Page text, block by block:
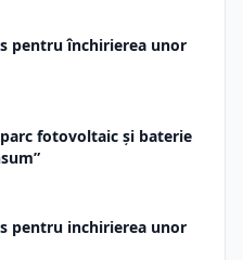
pentru închirierea unor
fotovoltaic și baterie
pentru inchirierea unor